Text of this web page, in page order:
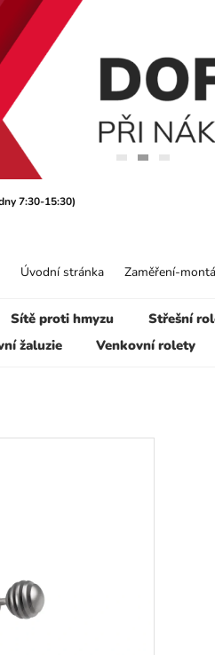
7:30-15:30)
Sítě proti hmyzu Střešní
žaluzie
Venkovní rolety
Úvodní stránka Zaměření-